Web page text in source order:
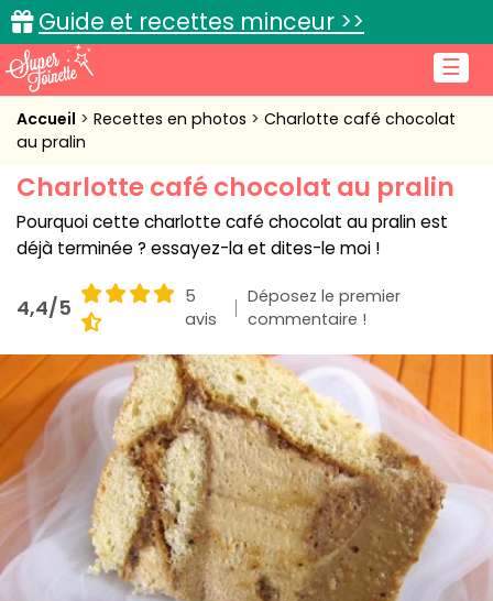
☰
Guide et recettes minceur >>
Accueil
Cuisine pratique
L'actu cuisine
Connexion
Accueil Recettes en photos
Charlotte café chocolat
au pralin
Charlotte café chocolat au pralin
Pourquoi cette charlotte café chocolat au pralin est
déjà terminée ? essayez-la et dites-le moi !
4,4/5
5
avis
Déposez le premier
commentaire !